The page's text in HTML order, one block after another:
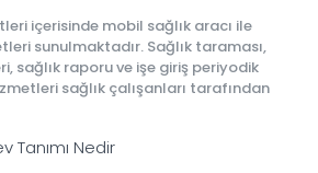
içerisinde mobil sağlık aracı ile
sunulmaktadır. Sağlık taraması,
sağlık raporu ve işe giriş periyodik
sağlık çalışanları tarafından
Tanımı Nedir